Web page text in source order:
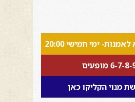
ימי חמישי 20:00
7-8-9 מופעים
מנוי הקליקו כאן